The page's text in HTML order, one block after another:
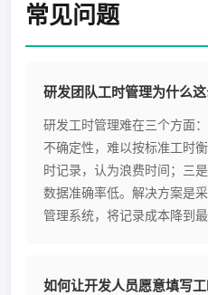
常见问题
研发团队工时管理为什么这
研发工时管理难在三个方面
不确定性，难以按标准工时
时记录，认为浪费时间；三
数据准确率低。解决方案是
管理系统，将记录成本降到最
如何让开发人员愿意填写工